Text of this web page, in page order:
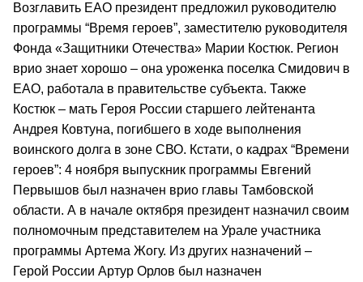
Возглавить ЕАО президент предложил руководителю
программы “Время героев”, заместителю руководителя
Фонда «Защитники Отечества» Марии Костюк. Регион
врио знает хорошо – она уроженка поселка Смидович в
ЕАО, работала в правительстве субъекта. Также
Костюк – мать Героя России старшего лейтенанта
Андрея Ковтуна, погибшего в ходе выполнения
воинского долга в зоне СВО. Кстати, о кадрах “Времени
героев”: 4 ноября выпускник программы Евгений
Первышов был назначен врио главы Тамбовской
области. А в начале октября президент назначил своим
полномочным представителем на Урале участника
программы Артема Жогу. Из других назначений –
Герой России Артур Орлов был назначен